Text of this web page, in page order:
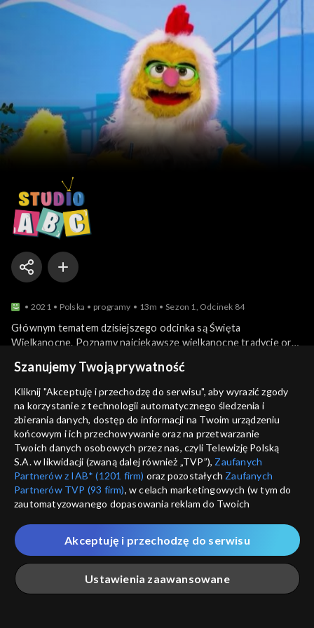
Studio ABC
2021 Polska programy 13m Sezon 1, Odcinek 84
Głównym tematem dzisiejszego odcinka są Święta
Wielkanocne. Poznamy najciekawsze wielkanocne tradycje oraz
polowanie na jaja. Ponadto dowiemy się czy jajka potrafią ze
sobą rozmawiać. A na koniec, jak co tydzień, niespodzianka!
więcej
Sezony i odcinki
Wybierz
Odcinki
Rekomendowane dla Ciebie
Szanujemy Twoją prywatność
Kliknij "Akceptuję i przechodzę do serwisu", aby wyrazić zgody
na korzystanie z technologii automatycznego śledzenia i
zbierania danych, dostęp do informacji na Twoim urządzeniu
końcowym i ich przechowywanie oraz na przetwarzanie
Twoich danych osobowych przez nas, czyli Telewizję Polską
S.A. w likwidacji (zwaną dalej również „TVP”), Zaufanych
Partnerów z IAB* (1201 firm) oraz pozostałych Zaufanych
Partnerów TVP (93 firm), w celach marketingowych (w tym do
zautomatyzowanego dopasowania reklam do Twoich
które wskazujemy poniżej, a także zgody na udostępnianie
przez nas identyfikatora PPID do Google.
Twoje dane osobowe zbierane podczas odwiedzania przez
Ciebie naszych
poszczególnych serwisówzwanych dalej
„Portalem”, w tym informacje zapisywane za pomocą
Ustawienia zaawansowane
Akceptuję i przechodzę do serwisu